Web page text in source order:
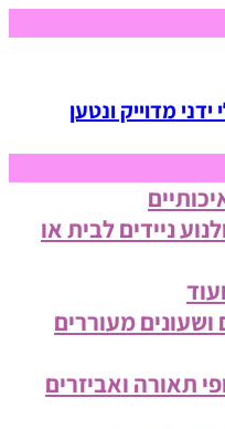
מדוייק ונטען
ניידים לבית או
ושעונים מעוררים
תאורה ואביזרים